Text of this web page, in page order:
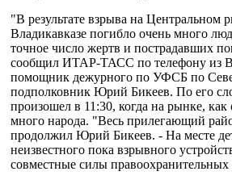
"В результате взрыва на Центральном
Владикавказе погибло очень много
точное число жертв и пострадавших
сообщил ИТАР-ТАСС по телефону из
помощник дежурного по УФСБ по
подполковник Юрий Бикеев. По его
произошел в 11:30, когда на рынке,
много народа. "Весь прилегающий
продолжил Юрий Бикеев. - На месте
неизвестного пока взрывного
совместные силы